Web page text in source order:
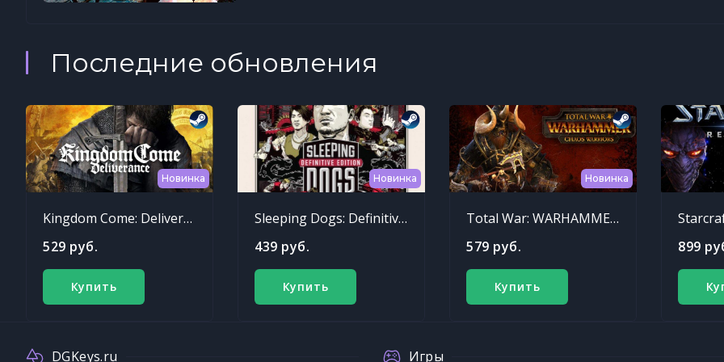
Последние обновления
Новинка
Kingdom Come: Deliverance
529 руб.
Купить
Новинка
Sleeping Dogs: Definitive Edition
439 руб.
Купить
Новинка
Total War: WARHAMMER - Chaos Warriors Race Pack
579 руб.
Купить
899
DGKeys.ru Игры